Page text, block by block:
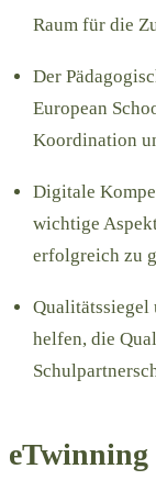
Raum für die
Der
European
Koordination
Digitale
wichtige
erfolgreich zu
Qualitätssiegel
helfen, die
eTwinning